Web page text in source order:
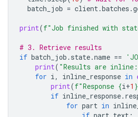
batch_job = client.batches .
print(f"Job finished with
# 3. Retrieve results
if batch_job . state.name ==
print( "Results are
for i, inline_response in
print(f"Response {i+1 }
if inline_response.
for part in